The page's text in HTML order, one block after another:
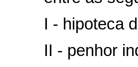
I - hipoteca
II - penhor